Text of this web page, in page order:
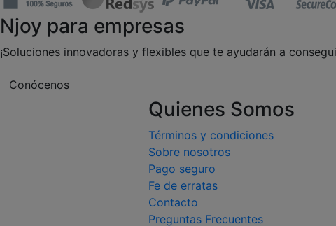
Njoy para empresas
¡Soluciones innovadoras y flexibles que te ayudarán a
Conócenos
Quienes Somos
Términos y condiciones
Sobre nosotros
Pago seguro
Fe de erratas
Contacto
Preguntas Frecuentes